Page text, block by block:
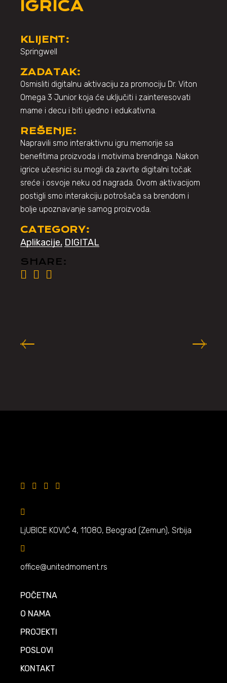
IGRICA
KLIJENT:
Springwell
ZADATAK:
Osmisliti digitalnu aktivaciju za promociju Dr. Viton
Omega 3 Junior koja će uključiti i zainteresovati
mame i decu i biti ujedno i edukativna.
REŠENJE:
Napravili smo interaktivnu igru memorije sa
benefitima proizvoda i motivima brendinga. Nakon
igrice učesnici su mogli da zavrte digitalni točak
sreće i osvoje neku od nagrada. Ovom aktivacijom
postigli smo interakciju potrošača sa brendom i
bolje upoznavanje samog proizvoda.
CATEGORY:
Aplikacije DIGITAL
SHARE:
LjUBICE KOVIĆ 4, 11080, Beograd (Zemun), Srbija
office@unitedmoment.rs
POČETNA
O NAMA
PROJEKTI
POSLOVI
KONTAKT